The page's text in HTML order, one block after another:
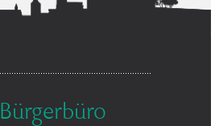
Bürgerbüro